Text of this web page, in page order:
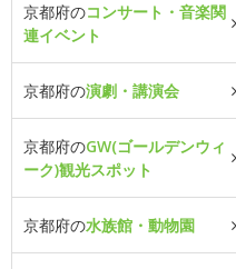
京都府のコンサート・音楽関
連イベント
京都府の演劇・講演会
京都府のGW(ゴールデンウィ
ーク)観光スポット
京都府の水族館・動物園